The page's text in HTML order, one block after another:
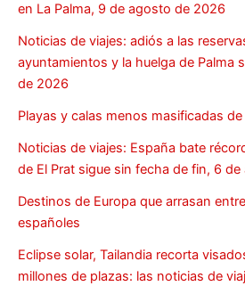
en La Palma, 9 de agosto de 2026
Noticias de viajes: adiós a las
ayuntamientos y la huelga de Palma
de 2026
Playas y calas menos masificadas
Noticias de viajes: España bate
de El Prat sigue sin fecha de fin, 6
Destinos de Europa que arrasan
españoles
Eclipse solar, Tailandia recorta
millones de plazas: las noticias de